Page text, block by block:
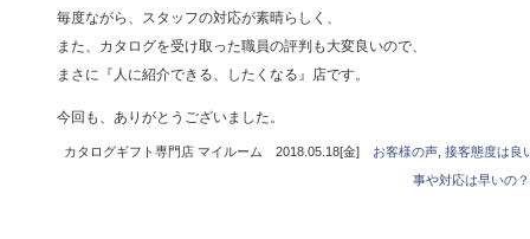
毎度ながら、スタッフの対応が素晴らしく、
また、カタログを受け取った職員の評判も大変良いので、
まさに『人に紹介できる、したくなる』店です。
今回も、ありがとうございました。
カタログギフト専門店 マイルーム 2018.05.18[金] お客様の声, 接客態度は良
事や対応は早いの？